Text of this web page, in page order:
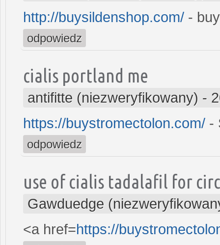
http://buysildenshop.com/ -
odpowiedz
cialis portland me
antifitte (niezweryfikowany) -
https://buystromectolon.com/ -
odpowiedz
use of cialis tadalafil for
Gawduedge
<a href=https://